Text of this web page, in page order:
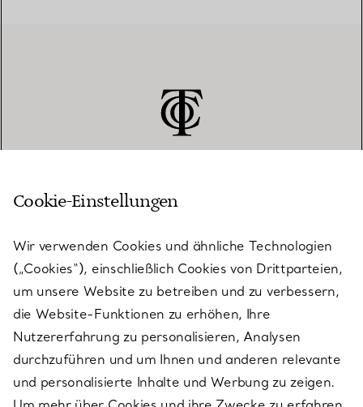
KUNDENSERVICE
SERVICES
ÜBER TIFFANY & CO.
Cookie-Einstellungen
Wir verwenden Cookies und ähnliche Technologien
(„Cookies“), einschließlich Cookies von Drittparteien,
um unsere Website zu betreiben und zu verbessern,
die Website-Funktionen zu erhöhen, Ihre
Nutzererfahrung zu personalisieren, Analysen
durchzuführen und um Ihnen und anderen relevante
und personalisierte Inhalte und Werbung zu zeigen.